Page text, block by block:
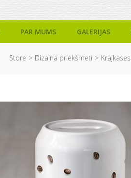
PAR MUMS GALERIJAS
Store Dizaina priekšmeti Krājkases